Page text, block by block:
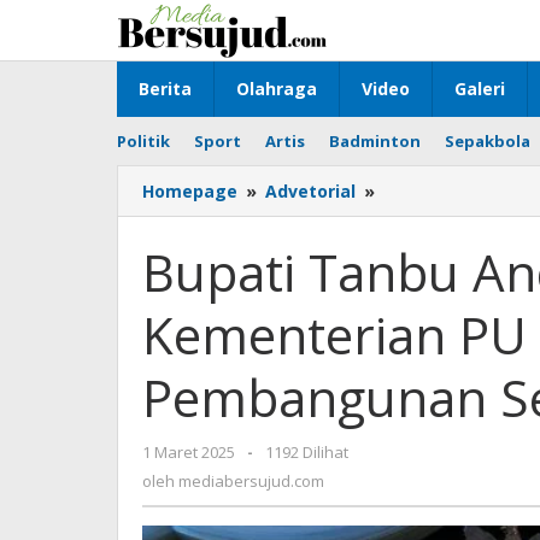
konten
Berita
Olahraga Video Galeri
Politik Sport Artis Badminton Sepakbola
Homepage » Advetorial »
Tanbu
Rudi
Latif:
Komitmen
Kementerian
Wujudkan
Pemerataan
Misi
Bupati Tanbu
Kementerian
Pembangunan
1 Maret 2025
oleh
mediabersujud.com
-
1192 Dilihat
oleh mediabersujud.com